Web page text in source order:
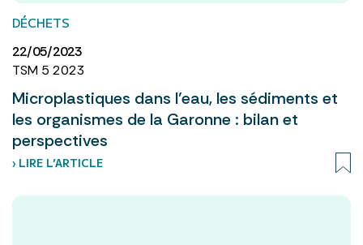
DÉCHETS
22/05/2023
TSM 5 2023
Microplastiques dans l’eau, les sédiments et
les organismes de la Garonne : bilan et
perspectives
› LIRE L’ARTICLE